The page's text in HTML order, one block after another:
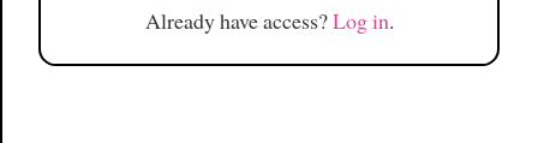
Already have access?Log in.